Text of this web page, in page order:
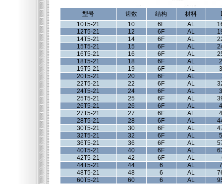
型号 齿数 结构 材料
10T5-21
10 6F AL
12T5-21
12 6F AL
14T5-21
14 6F AL
15T5-21
15 6F AL
16T5-21
16 6F AL
18T5-21
18 6F AL
19T5-21
19 6F AL
20T5-21
20 6F AL
22T5-21
22 6F AL
24T5-21
24 6F AL
25T5-21
25 6F AL
26T5-21
26 6F AL
27T5-21
27 6F AL
28T5-21
28 6F AL
30T5-21
30 6F AL
32T5-21
32 6F AL
36T5-21
36 6F AL
40T5-21
40 6F AL
42T5-21
42 6F AL
44T5-21
44 6 AL
48T5-21
48 6 AL
60T5-21
60 6 AL